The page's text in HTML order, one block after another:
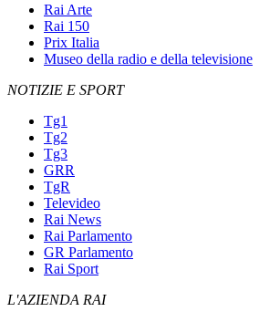
Rai Arte
Rai 150
Prix Italia
Museo della radio e della televisione
NOTIZIE E SPORT
Tg1
Tg2
Tg3
GRR
TgR
Televideo
Rai News
Rai Parlamento
GR Parlamento
Rai Sport
L'AZIENDA RAI